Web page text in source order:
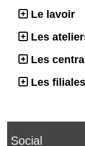
Le lavoir
Les
Les
Les
Social